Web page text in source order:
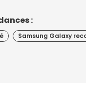
:
Samsung Galaxy